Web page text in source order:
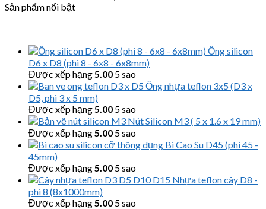
Sản phẩm nổi bật
Ống silicon
D6 x D8 (phi 8 - 6x8 - 6x8mm)
Được xếp hạng5.00 5 sao
Ống nhựa teflon 3x5 (D3 x
D5, phi 3 x 5 mm)
Được xếp hạng5.00 5 sao
Nút Silicon M3 ( 5 x 1.6 x 19 mm)
Được xếp hạng5.00 5 sao
Bi Cao Su D45 (phi 45 -
45mm)
Được xếp hạng5.00 5 sao
Nhựa teflon cây D8 -
phi 8 (8x1000mm)
Được xếp hạng5.00 5 sao